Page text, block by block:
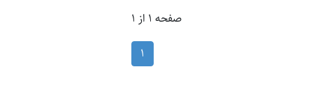
صفحه 1 از 1
1